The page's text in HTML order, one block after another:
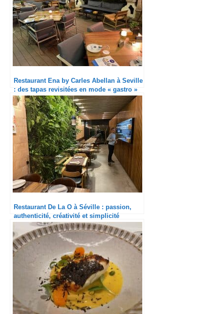
Restaurant Ena by Carles Abellan à Seville
: des tapas revisitées en mode « gastro »
Restaurant De La O à Séville : passion,
authenticité, créativité et simplicité